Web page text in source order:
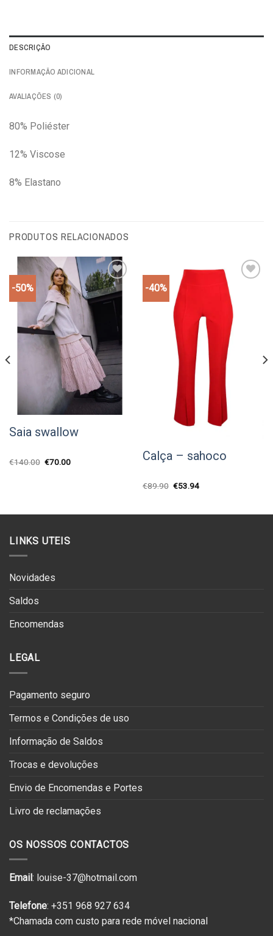
DESCRIÇÃO
INFORMAÇÃO ADICIONAL
AVALIAÇÕES (0)
80% Poliéster
12% Viscose
8% Elastano
PRODUTOS RELACIONADOS
-50%
Add to
wishlist
Saia swallow
€140.00 O
€70.00O
-40%
Calça – sahoco
€89.90 O
€89.90.
€53.94O
€53.94.
LINKS UTEIS
Novidades
Saldos
Encomendas
LEGAL
Pagamento seguro
Termos e Condições de uso
Informação de Saldos
Trocas e devoluções
Envio de Encomendas e Portes
Livro de reclamações
OS NOSSOS CONTACTOS
Email : louise-37@hotmail.com
Telefone: +351 968 927 634
*Chamada com custo para rede móvel nacional